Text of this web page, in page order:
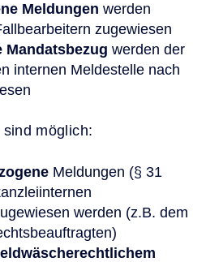
Meldungen werden
zugewiesen
Mandatsbezug werden der
internen Meldestelle nach
möglich:
Meldungen (§ 31
werden (z.B. dem